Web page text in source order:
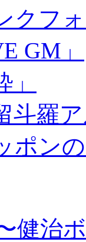
クフ
GM」
斗羅
ポン
健治